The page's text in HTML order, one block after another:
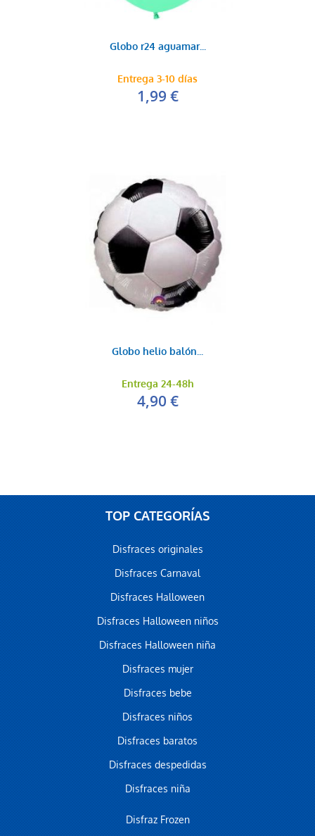
Globo r24 aguamar...
Entrega 3-10 días
1,99 €
Globo helio balón...
Entrega 24-48h
4,90 €
TOP CATEGORÍAS
Disfraces originales
Disfraces Carnaval
Disfraces Halloween
Disfraces Halloween niños
Disfraces Halloween niña
Disfraces mujer
Disfraces bebe
Disfraces niños
Disfraces baratos
Disfraces despedidas
Disfraces niña
Disfraz Frozen